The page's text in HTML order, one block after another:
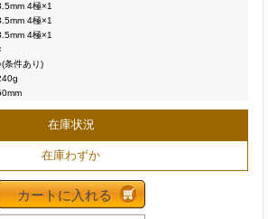
4極×1
4極×1
4極×1
条件あり)
在庫状況
在庫わずか
カートに入れる